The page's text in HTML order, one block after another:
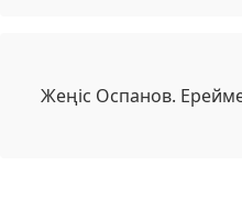
Жеңіс Оспанов.